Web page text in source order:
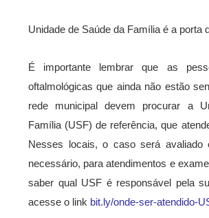
Unidade de Saúde da Família é a porta
É importante lembrar que as
oftalmológicas que ainda não estão
rede municipal devem procurar a
Família (USF) de referência, que
Nesses locais, o caso será avaliado
necessário, para atendimentos e
saber qual USF é responsável pela
acesse o link bit.ly/onde-ser-atendido-